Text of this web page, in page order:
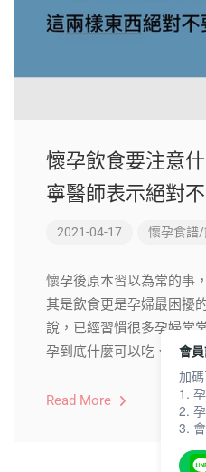
懷孕飲食要注意
寧醫師表示絕對
2021-04-17 懷孕食譜
懷孕後原本習以為常的事
其是飲食更是孕婦最困擾
說，已經習慣很多孕婦常
孕到底什麼可以吃、什麼
Read More
會
加
1.
2.
3.